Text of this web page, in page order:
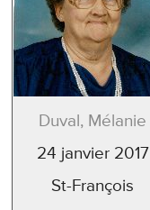
Duval, Mélanie
24 janvier 2017
St-François